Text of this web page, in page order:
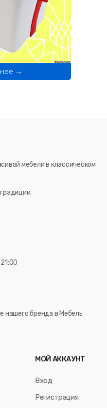
→
мебели в классическом
нашего бренда в Мебель
МОЙ АККАУНТ
Вход
Регистрация